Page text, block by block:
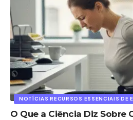
NOTÍCIAS RECURSOS ESSENCIAIS DE
O Que a Ciência Diz Sobre